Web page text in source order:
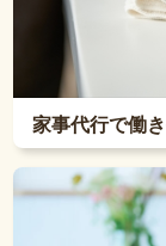
家事代行で働